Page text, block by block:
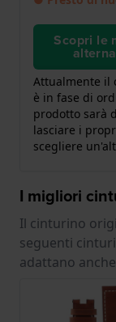
Scopri le
Attualmente il
è in fase di
prodotto sarà
lasciare i
scegliere
I migliori
Il cinturino
seguenti
adattano